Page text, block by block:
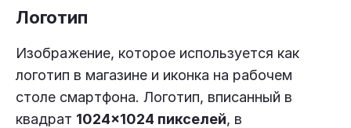
Логотип
Изображение, которое используется как
логотип в магазине и иконка на рабочем
столе смартфона. Логотип, вписанный в
квадрат 1024×1024 пикселей, в